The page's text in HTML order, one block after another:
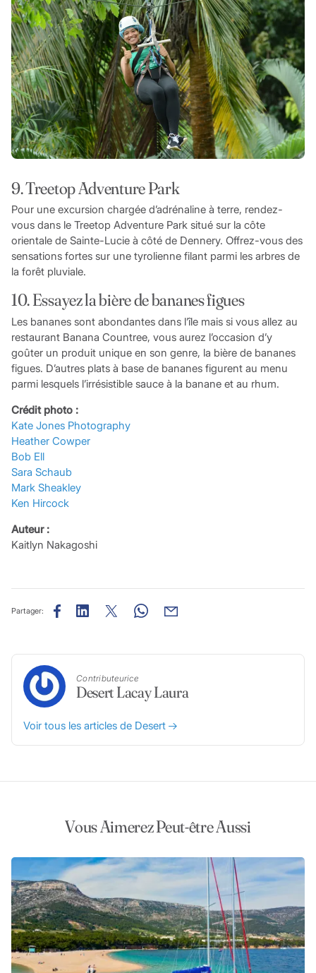
9. Treetop Adventure Park
Pour une excursion chargée d’adrénaline à terre, rendez-
vous dans le Treetop Adventure Park situé sur la côte
orientale de Sainte-Lucie à côté de Dennery. Offrez-vous des
sensations fortes sur une tyrolienne filant parmi les arbres de
la forêt pluviale.
10. Essayez la bière de bananes figues
Les bananes sont abondantes dans l’île mais si vous allez au
restaurant Banana Countree, vous aurez l’occasion d’y
goûter un produit unique en son genre, la bière de bananes
figues. D’autres plats à base de bananes figurent au menu
parmi lesquels l’irrésistible sauce à la banane et au rhum.
Crédit photo :
Kate Jones Photography
Heather Cowper
Bob Ell
Sara Schaub
Mark Sheakley
Ken Hircock
Auteur :
Kaitlyn Nakagoshi
Partager:
Contributeurice
Desert Lacay Laura
Voir tous les articles de Desert
Vous Aimerez Peut-être Aussi